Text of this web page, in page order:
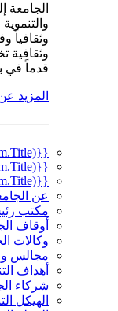
الجامعة
وثقافياً
وثقافية
قدماً في
المزيد
{{mmc.getCurrentTranslation(item.Title)}}
{{mmc.getCurrentTranslation(item.Title)}}
{{mmc.getCurrentTranslation(item.Title)}}
عن
مكتب
أوقاف
وكالات
مجالس
أهداف
شركاء
الهيكل